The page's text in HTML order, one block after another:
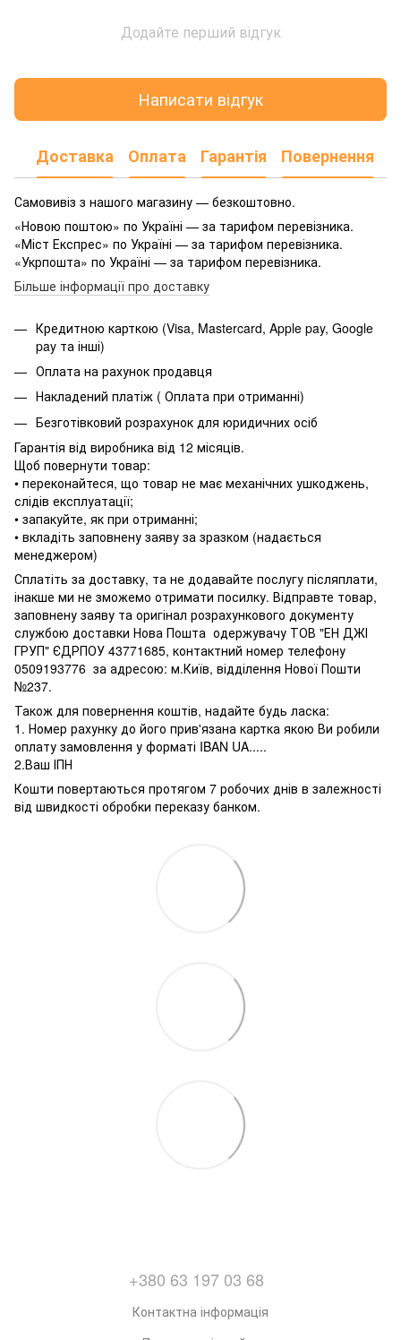
Додайте перший відгук
Написати відгук
Доставка Оплата Гарантія Повернення
Самовивіз з нашого магазину — безкоштовно.
«Новою поштою» по Україні — за тарифом перевізника.
«Міст Експрес» по Україні — за тарифом перевізника.
«Укрпошта» по Україні — за тарифом перевізника.
Більше інформації про доставку
Кредитною карткою (Visa, Mastercard, Apple pay, Google
pay та інші)
Оплата на рахунок продавця
Накладений платіж ( Оплата при отриманні)
Безготівковий розрахунок для юридичних осіб
Гарантія від виробника від 12 місяців.
Щоб повернути товар:
• переконайтеся, що товар не має механічних ушкоджень,
слідів експлуатації;
• запакуйте, як при отриманні;
• вкладіть заповнену заяву за зразком (надається
менеджером)
Сплатіть за доставку, та не додавайте послугу післяплати,
інакше ми не зможемо отримати посилку. Відправте товар,
заповнену заяву та оригінал розрахункового документу
службою доставки Нова Пошта одержувачу ТОВ "ЕН ДЖІ
ГРУП" ЄДРПОУ 43771685, контактний номер телефону
0509193776 за адресою: м.Київ, відділення Нової Пошти
№237.
Також для повернення коштів, надайте будь ласка:
1. Номер рахунку до його прив'язана картка якою Ви робили
оплату замовлення у форматі IBAN UA.....
2.Ваш ІПН
Кошти повертаються протягом 7 робочих днів в залежності
від швидкості обробки переказу банком.
+380 63 197 03 68
Контактна інформація